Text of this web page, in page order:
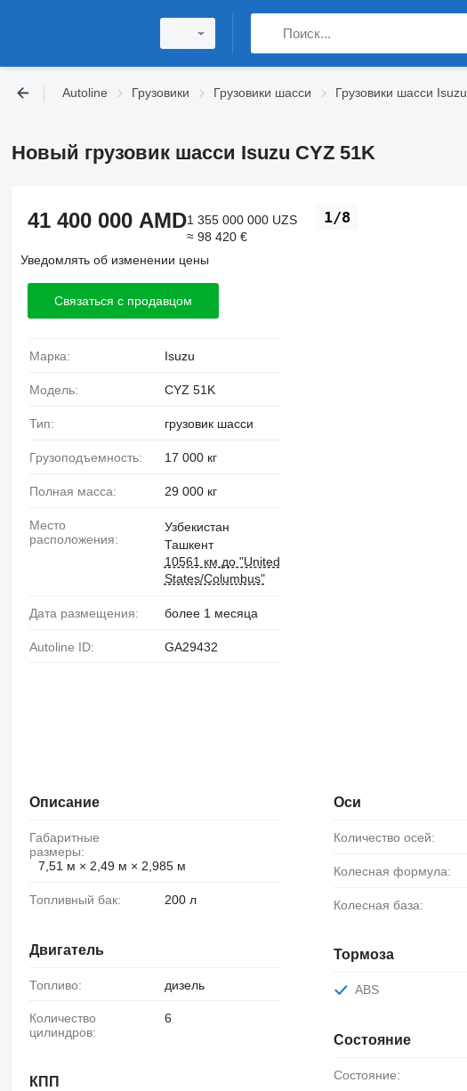
Autoline Грузовики Грузовики шасси Грузовики шасси Isuzu
Новый грузовик шасси Isuzu CYZ 51K
1/8
41 400 000 AMD1 355 000 000 UZS
≈ 98 420 €
Уведомлять об изменении цены
Связаться с продавцом
Марка: Isuzu
Модель: CYZ 51K
Тип: грузовик шасси
Грузоподъемность: 17 000 кг
Полная масса: 29 000 кг
Место
расположения:
Узбекистан
Ташкент
10561 км до "United
States/Columbus"
Дата размещения: более 1 месяца
Autoline ID: GA29432
Описание
Габаритные
размеры:
7,51 м × 2,49 м × 2,985 м
Топливный бак: 200 л
Двигатель
Топливо: дизель
Количество
цилиндров:
6
КПП
Оси
Количество осей:
Колесная формула:
Колесная база:
Тормоза
ABS
Состояние
Состояние: